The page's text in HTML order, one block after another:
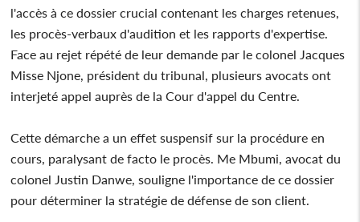
l'accès à ce dossier crucial contenant les charges retenues,
les procès-verbaux d'audition et les rapports d'expertise.
Face au rejet répété de leur demande par le colonel Jacques
Misse Njone, président du tribunal, plusieurs avocats ont
interjeté appel auprès de la Cour d'appel du Centre.
Cette démarche a un effet suspensif sur la procédure en
cours, paralysant de facto le procès. Me Mbumi, avocat du
colonel Justin Danwe, souligne l'importance de ce dossier
pour déterminer la stratégie de défense de son client.